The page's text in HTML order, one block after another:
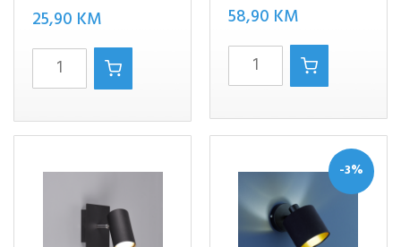
bila
je:
25,90 KMTrenutna
cijena
je:
Marley/1
količina
58,90 KM
Colmar/2
SPOT
LAMPA
količina
-3%